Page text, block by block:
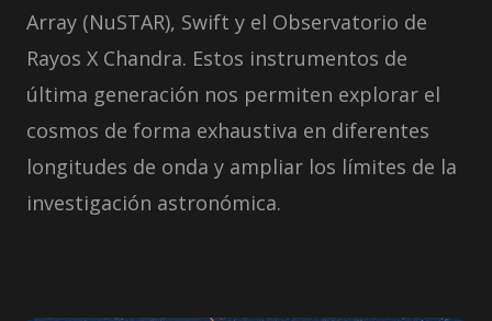
Array (NuSTAR), Swift y el Observatorio de
Rayos X Chandra. Estos instrumentos de
última generación nos permiten explorar el
cosmos de forma exhaustiva en diferentes
longitudes de onda y ampliar los límites de la
investigación astronómica.